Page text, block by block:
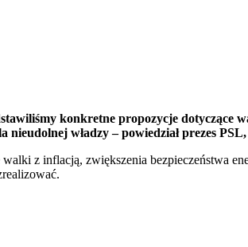
konkretne propozycje
władzy – powiedział prezes
z inflacją, zwiększenia bezpieczeństwa